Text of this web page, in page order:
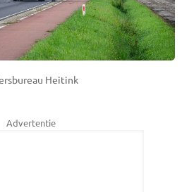
Heitink
Advertentie